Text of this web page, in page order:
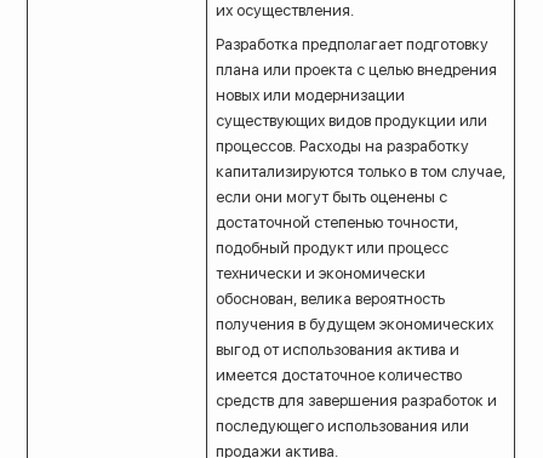
их осуществления.
Разработка предполагает подготовку
плана или проекта с целью внедрения
новых или модернизации
существующих видов продукции или
процессов. Расходы на разработку
капитализируются только в том случае,
если они могут быть оценены с
достаточной степенью точности,
подобный продукт или процесс
технически и экономически
обоснован, велика вероятность
получения в будущем экономических
выгод от использования актива и
имеется достаточное количество
средств для завершения разработок и
последующего использования или
продажи актива.